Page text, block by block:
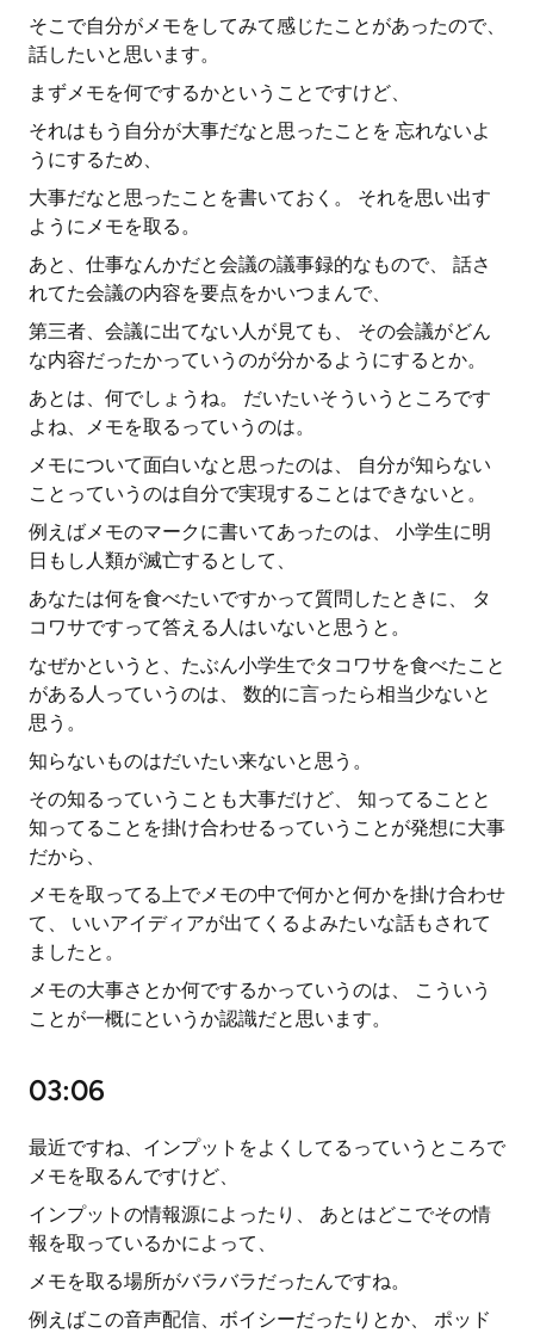
そこで自分がメモをしてみて感じたことがあったので、
話したいと思います。
まずメモを何でするかということですけど、
それはもう自分が大事だなと思ったことを 忘れないよ
うにするため、
大事だなと思ったことを書いておく。 それを思い出す
ようにメモを取る。
あと、仕事なんかだと会議の議事録的なもので、 話さ
れてた会議の内容を要点をかいつまんで、
第三者、会議に出てない人が見ても、 その会議がどん
な内容だったかっていうのが分かるようにするとか。
あとは、何でしょうね。 だいたいそういうところです
よね、メモを取るっていうのは。
メモについて面白いなと思ったのは、 自分が知らない
ことっていうのは自分で実現することはできないと。
例えばメモのマークに書いてあったのは、 小学生に明
日もし人類が滅亡するとして、
あなたは何を食べたいですかって質問したときに、 タ
コワサですって答える人はいないと思うと。
なぜかというと、たぶん小学生でタコワサを食べたこと
がある人っていうのは、 数的に言ったら相当少ないと
思う。
知らないものはだいたい来ないと思う。
その知るっていうことも大事だけど、 知ってることと
知ってることを掛け合わせるっていうことが発想に大事
だから、
メモを取ってる上でメモの中で何かと何かを掛け合わせ
て、 いいアイディアが出てくるよみたいな話もされて
ましたと。
メモの大事さとか何でするかっていうのは、 こういう
ことが一概にというか認識だと思います。
03:06
最近ですね、インプットをよくしてるっていうところで
メモを取るんですけど、
インプットの情報源によったり、 あとはどこでその情
報を取っているかによって、
メモを取る場所がバラバラだったんですね。
例えばこの音声配信、ボイシーだったりとか、 ポッド